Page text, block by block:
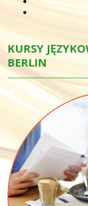
KURSY
BERLIN